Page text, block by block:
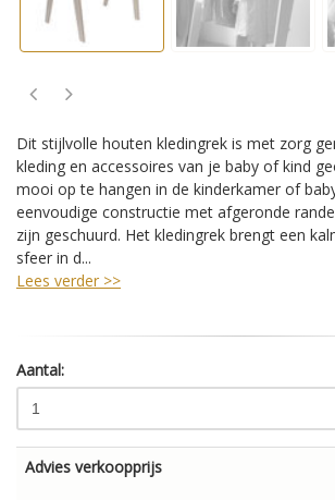
Dit stijlvolle houten kledingrek is met zorg
kleding en accessoires van je baby of kind
mooi op te hangen in de kinderkamer of
eenvoudige constructie met afgeronde
zijn geschuurd. Het kledingrek brengt een
sfeer in d...
Lees verder >>
Aantal:
Advies verkoopprijs